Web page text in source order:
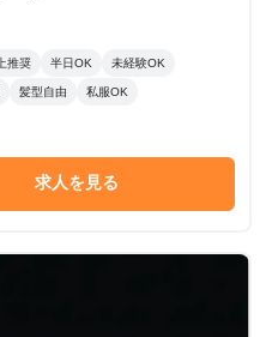
推奨 半日OK 未経験OK
髪型自由 私服OK
求人を見る